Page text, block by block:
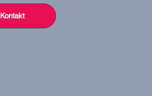
Kontakt